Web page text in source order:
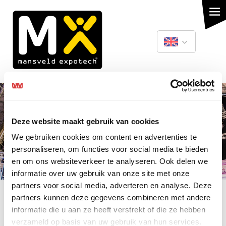
Deze website maakt gebruik van cookies
We gebruiken cookies om content en advertenties te
personaliseren, om functies voor social media te bieden
en om ons websiteverkeer te analyseren. Ook delen we
informatie over uw gebruik van onze site met onze
partners voor social media, adverteren en analyse. Deze
partners kunnen deze gegevens combineren met andere
informatie die u aan ze heeft verstrekt of die ze hebben
verzameld op basis van uw gebruik van hun services.
Nederlands